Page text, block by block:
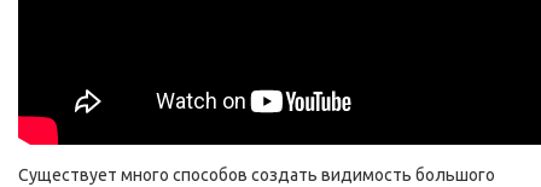
Существует много способов создать видимость большого